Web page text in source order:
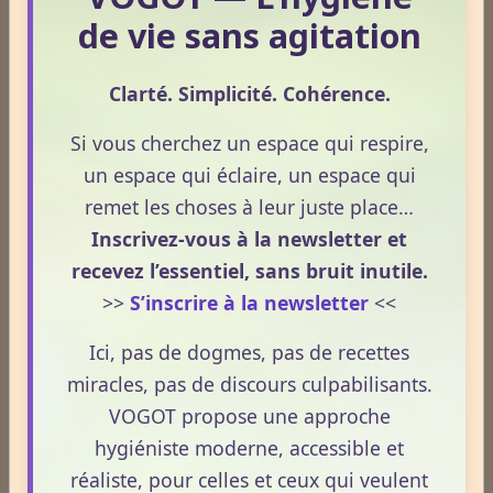
Facebook Email
★ ★★
votes. Moyenne4.8sur 5.
ESPACE PUBLICITAIRE
Format : 300 × 250 px
Emplacement disponible
Cliquez ici pour consulter les
de vie sans agitation
Clarté. Simplicité. Cohérence.
Si vous cherchez un espace qui respire,
un espace qui éclaire, un espace qui
remet les choses à leur juste place…
Inscrivez-vous à la newsletter et
recevez l’essentiel, sans bruit inutile.
>> S’inscrire à la newsletter <<
Ici, pas de dogmes, pas de recettes
miracles, pas de discours culpabilisants.
VOGOT propose une approche
hygiéniste moderne, accessible et
réaliste, pour celles et ceux qui veulent